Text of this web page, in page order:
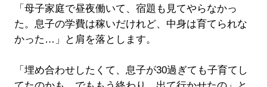
「母子家庭で昼夜働いて、宿題も見てやらなかっ
た。息子の学費は稼いだけれど、中身は育てられな
かった…」と肩を落とします。
「埋め合わせしたくて、息子が30過ぎても子育てし